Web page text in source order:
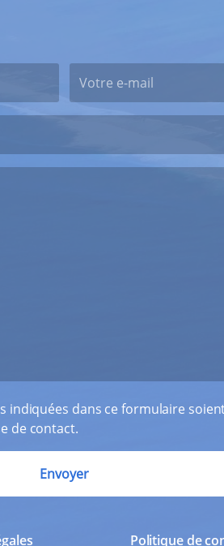
indiquées dans ce formulaire
de contact.
Politique de